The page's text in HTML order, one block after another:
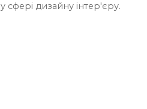
сфері дизайну інтер'єру.